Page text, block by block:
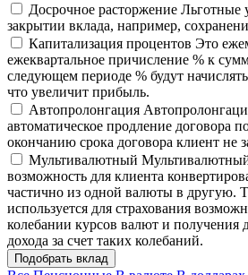
Досрочное расторжение Льготные
закрытии вклада, например,
Капитализация процентов Это
ежеквартальное причисление % к
следующем периоде % будут
что увеличит прибыль.
Автопролонгация
автоматическое продление договора
окончанию срока договора клиент не
Мультивалютный
возможность для клиента
частично из одной валюты в другую.
используется для страхования
колебании курсов валют и получения
дохода за счет таких колебаний.
Подобрать вклад